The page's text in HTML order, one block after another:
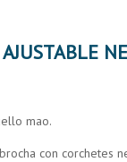
mao.
con corchetes